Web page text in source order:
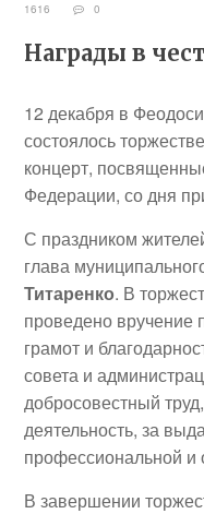
1616 0
Награды в
12 декабря в
состоялось
концерт,
Федерации, со дня
С праздником
глава
Титаренко. В
проведено
грамот и
совета и
добросовестный
деятельность, за
профессиональной и
В завершении